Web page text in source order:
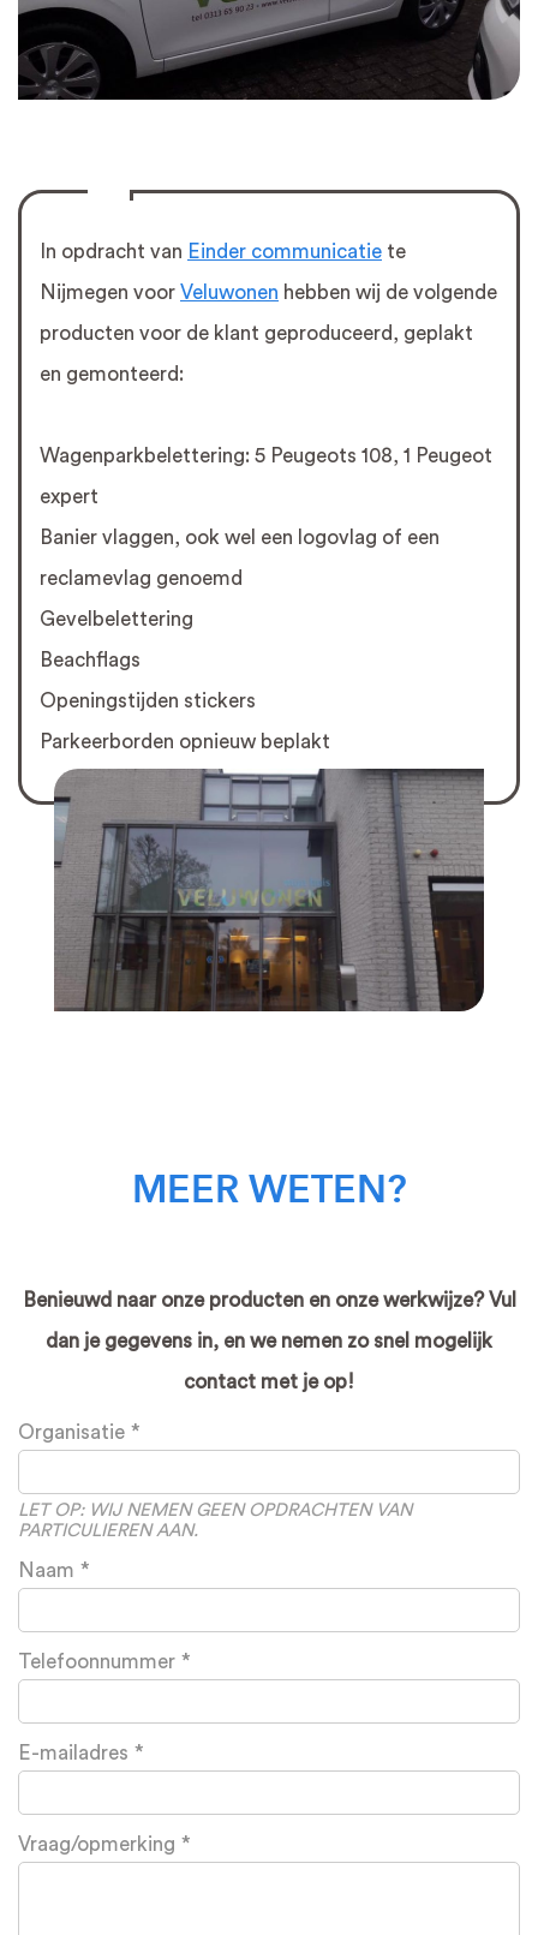
In opdracht van Einder communicatie te
Nijmegen voor Veluwonen hebben wij de volgende
producten voor de klant geproduceerd, geplakt
en gemonteerd:
Wagenparkbelettering: 5 Peugeots 108, 1 Peugeot
expert
Banier vlaggen, ook wel een logovlag of een
reclamevlag genoemd
Gevelbelettering
Beachflags
Openingstijden stickers
Parkeerborden opnieuw beplakt
MEER WETEN?
Benieuwd naar onze producten en onze werkwijze? Vul
dan je gegevens in, en we nemen zo snel mogelijk
contact met je op!
Leave
this
blank
Organisatie
LET OP: WIJ NEMEN GEEN OPDRACHTEN VAN
PARTICULIEREN AAN.
Naam
Telefoonnummer
E-mailadres
Vraag/opmerking